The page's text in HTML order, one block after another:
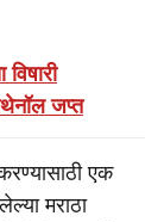
जप्त
एक
मराठा